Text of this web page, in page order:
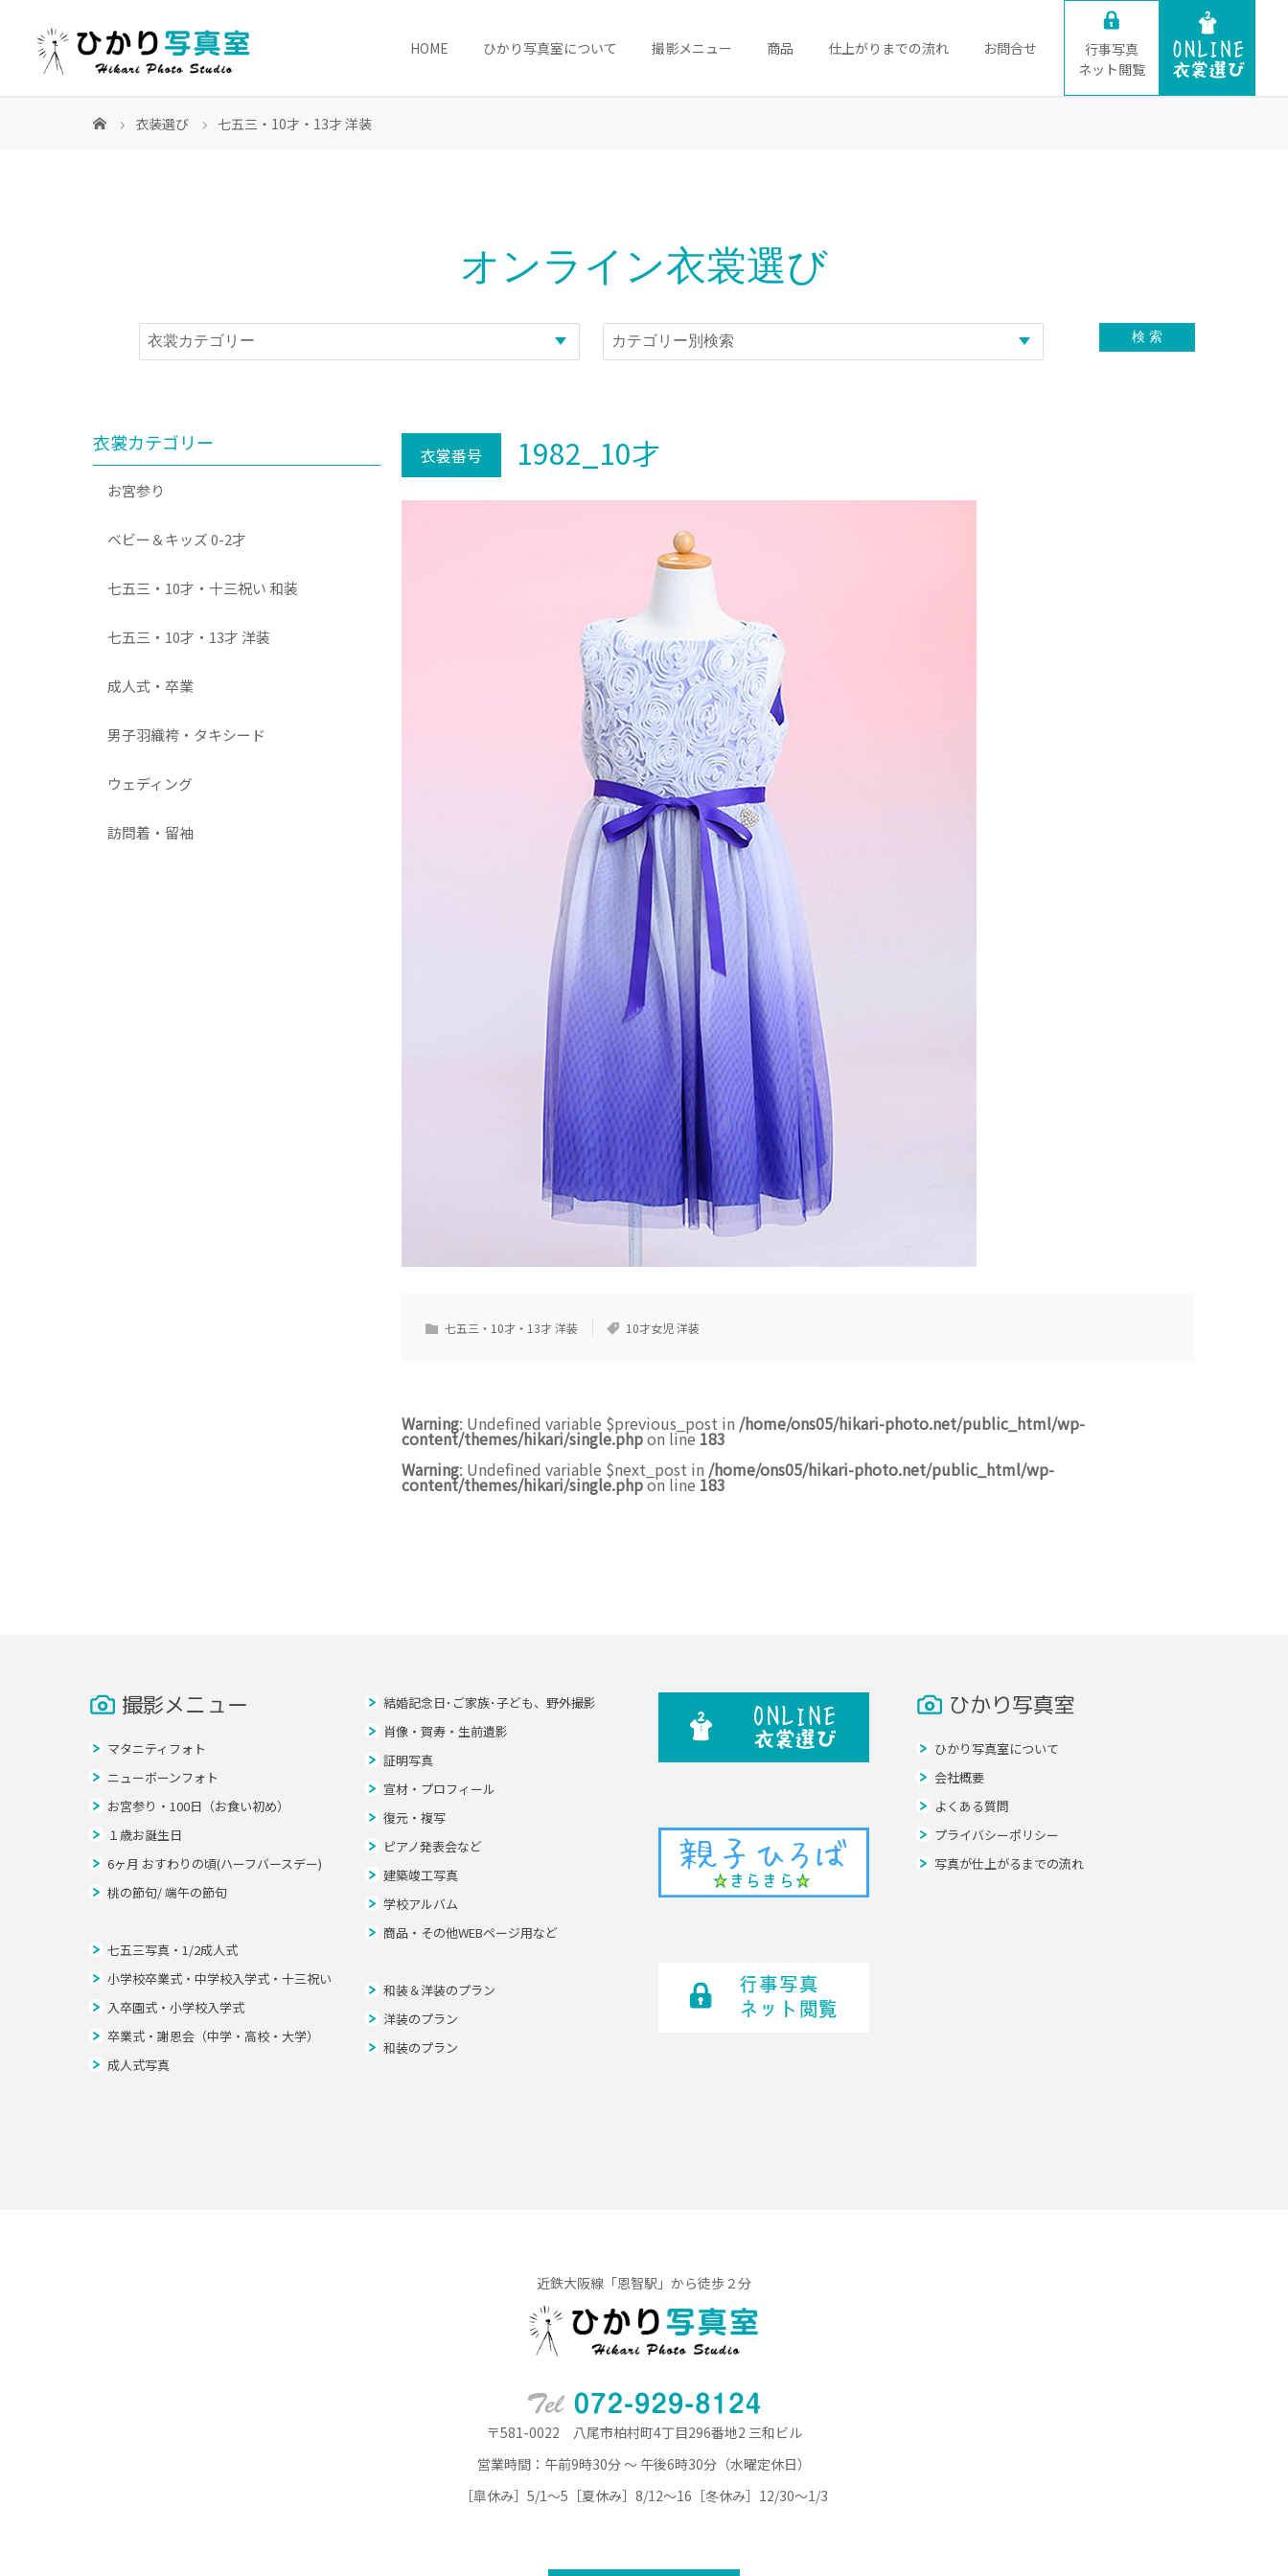
HOME ひかり写真室について 撮影メニュー 商品 仕上がりまでの流れ お問合せ
行事写真
ネット閲覧
衣装選び 七五三・10才・13才 洋装
オンライン衣裳選び
衣裳番号 1982_10才
七五三・10才・13才 洋装 10才女児 洋装
Warning: Undefined variable $previous_post in /home/ons05/hikari-photo.net/public_html/wp-
content/themes/hikari/single.phpon line 183
Warning: Undefined variable $next_post in /home/ons05/hikari-photo.net/public_html/wp-
content/themes/hikari/single.phpon line 183
衣裳カテゴリー
お宮参り
ベビー＆キッズ 0-2才
七五三・10才・十三祝い 和装
七五三・10才・13才 洋装
成人式・卒業
男子羽織袴・タキシード
ウェディング
訪問着・留袖
撮影メニュー
マタニティフォト
ニューボーンフォト
お宮参り・100日（お食い初め）
１歳お誕生日
6ヶ月 おすわりの頃(ハーフバースデー)
桃の節句/ 端午の節句
七五三写真・1/2成人式
小学校卒業式・中学校入学式・十三祝い
入卒園式・小学校入学式
卒業式・謝恩会（中学・高校・大学）
成人式写真
結婚記念日･ご家族･子ども、野外撮影
肖像・賀寿・生前遺影
証明写真
宣材・プロフィール
復元・複写
ピアノ発表会など
建築竣工写真
学校アルバム
商品・その他WEBページ用など
和装＆洋装のプラン
洋装のプラン
和装のプラン
ひかり写真室
ひかり写真室について
会社概要
よくある質問
プライバシーポリシー
写真が仕上がるまでの流れ
近鉄大阪線「恩智駅」から徒歩２分
〒581-0022 八尾市柏村町4丁目296番地2 三和ビル
営業時間：午前9時30分 ～ 午後6時30分（水曜定休日）
［皐休み］5/1～5［夏休み］8/12～16［冬休み］12/30～1/3